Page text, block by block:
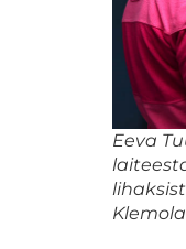
Eeva